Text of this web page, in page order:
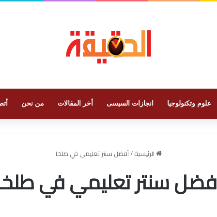
علوم وتكنولوجيا انجازات السيسى أخر المقالات من نحن
الرئيسية/أفضل سنتر تعليمي في طلخا
سنتر تعليمي في